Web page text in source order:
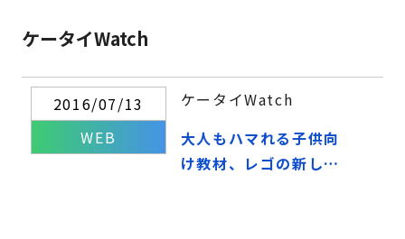
ケータイWatch
2016/07/13
WEB
ケータイWatch
大人もハマれる子供向
け教材、レゴの新しい